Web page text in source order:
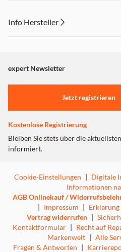
Info Hersteller
"Marketing".
Einstellungen anpassen
expert Newsletter
Jetzt registrieren
Kostenlose Registrierung
Bleiben Sie stets über die
informiert.
Cookie-Einstellungen | Digitale
Informationen
AGB Onlinekauf /
| Impressum |
Vertrag widerrufen |
Kontaktformular | Recht auf
Markenwelt | Alle
Fragen & Antworten |